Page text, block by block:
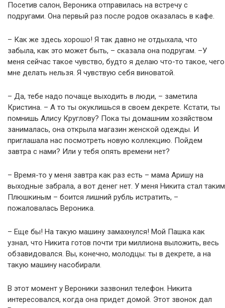
Посетив салон, Вероника отправилась на встречу с
подругами. Она первый раз после родов оказалась в кафе.
– Как же здесь хорошо! Я так давно не отдыхала, что
забыла, как это может быть, – сказала она подругам. –У
меня сейчас такое чувство, будто я делаю что-то такое, чего
мне делать нельзя. Я чувствую себя виноватой.
– Да, тебе надо почаще выходить в люди, – заметила
Кристина. – А то ты окуклишься в своем декрете. Кстати, ты
помнишь Алису Круглову? Пока ты домашним хозяйством
занималась, она открыла магазин женской одежды. И
приглашала нас посмотреть новую коллекцию. Пойдем
завтра с нами? Или у тебя опять времени нет?
– Время-то у меня завтра как раз есть – мама Аришу на
выходные забрала, а вот денег нет. У меня Никита стал таким
Плюшкиным – боится лишний рубль истратить, –
пожаловалась Вероника.
– Еще бы! На такую машину замахнулся! Мой Пашка как
узнал, что Никита готов почти три миллиона выложить, весь
обзавидовался. Вы, конечно, молодцы: ты в декрете, а на
такую машину насобирали.
В этот момент у Вероники зазвонил телефон. Никита
интересовался, когда она придет домой. Этот звонок дал